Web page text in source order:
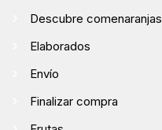
Descubre comenaranjas
Elaborados
Envío
Finalizar compra